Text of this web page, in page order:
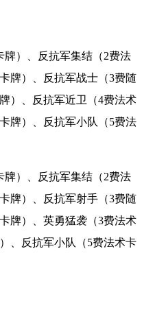
牌）、反抗军集结（2费法
牌）、反抗军战士（3费随
）、反抗军近卫（4费法术
牌）、反抗军小队（5费法
牌）、反抗军集结（2费法
牌）、反抗军射手（3费随
牌）、英勇猛袭（3费法术
、反抗军小队（5费法术卡